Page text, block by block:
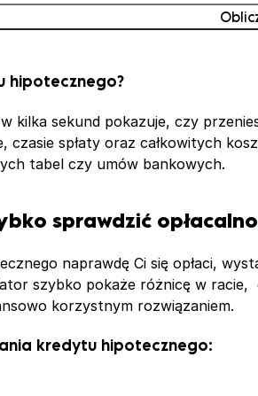
hipotecznego?
sekund pokazuje, czy
spłaty oraz całkowitych
tabel czy umów bankowych.
sprawdzić
naprawdę Ci się opłaci,
szybko pokaże różnicę w racie,
korzystnym rozwiązaniem.
kredytu hipotecznego: